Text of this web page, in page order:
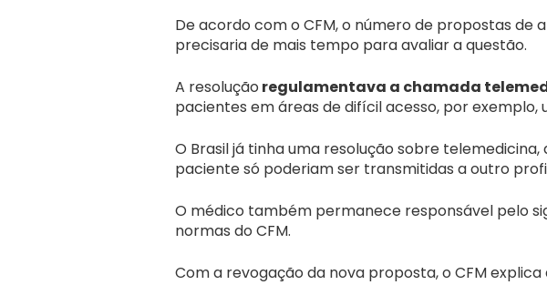
De acordo com o CFM, o número de propostas de
precisaria de mais tempo para avaliar a questão.
A resolução regulamentava a chamada
pacientes em áreas de difícil acesso, por
O Brasil já tinha uma resolução sobre
paciente só poderiam ser transmitidas a outro
O médico também permanece responsável pelo
normas do CFM.
Com a revogação da nova proposta, o CFM